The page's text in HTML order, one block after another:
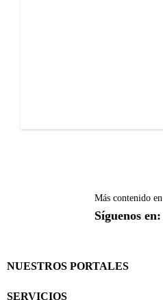
Más contenido en
Síguenos en:
NUESTROS PORTALES
SERVICIOS